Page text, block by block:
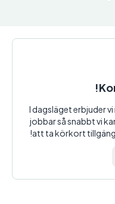
I dagsläget erbjuder
jobbar så snabbt vi
att ta körkort